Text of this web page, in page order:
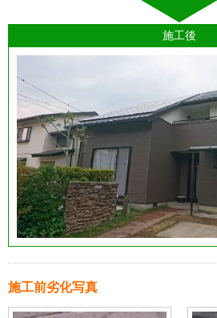
施工後
施工前劣化写真